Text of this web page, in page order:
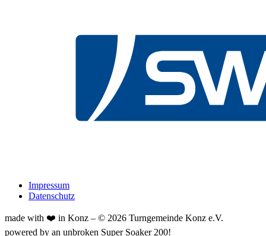
Impressum
Datenschutz
made with ❤️ in Konz – © 2026 Turngemeinde Konz e.V.
powered by an unbroken Super Soaker 200!